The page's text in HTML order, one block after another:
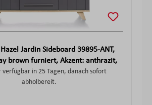
Jardin Sideboard 39895-ANT,
brown furniert, Akzent: anthrazit,
ca.190x85x45 cm
verfügbar in 25 Tagen, danach sofort
abholbereit.